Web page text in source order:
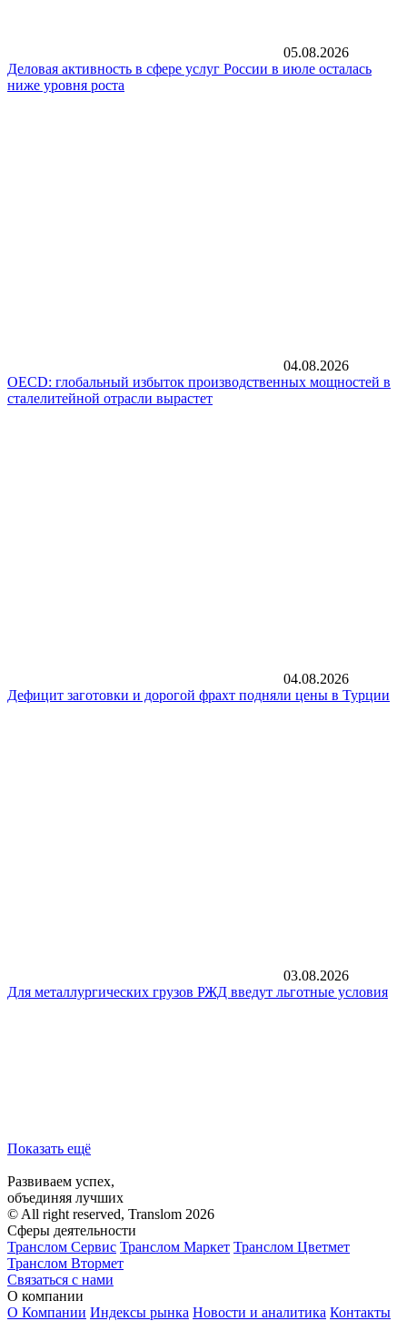
05.08.2026
Деловая активность в сфере услуг России в июле осталась
ниже уровня роста
04.08.2026
OECD: глобальный избыток производственных мощностей в
сталелитейной отрасли вырастет
04.08.2026
Дефицит заготовки и дорогой фрахт подняли цены в Турции
03.08.2026
Для металлургических грузов РЖД введут льготные условия
Показать ещё
Развиваем успех,
объединяя лучших
© All right reserved, Translom 2026
Сферы деятельности
Транслом Сервис Транслом Маркет Транслом Цветмет
Транслом Втормет
Связаться с нами
О компании
О Компании Индексы рынка Новости и аналитика Контакты